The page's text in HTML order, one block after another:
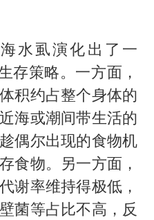
水虱演化出了一
存策略。一方面，
积约占整个身体的
海或潮间带生活的
偶尔出现的食物机
食物。另一方面，
谢率维持得极低，
菌等占比不高，反